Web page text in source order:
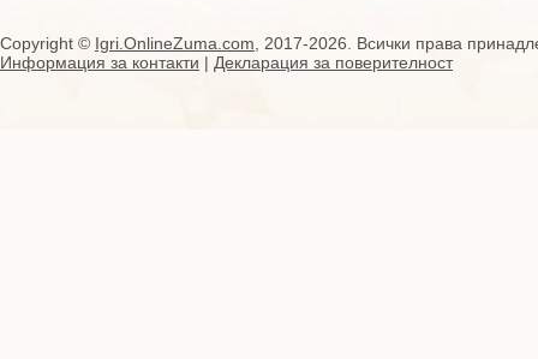
Copyright © Igri.OnlineZuma.com , 2017-2026. Всички права
Информация за контакти | Декларация за поверителност